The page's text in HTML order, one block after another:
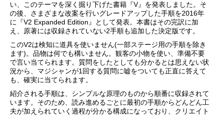
い、このテーマを深く掘り下げた書籍『V』を発表しました。そ
の後、さまざまな改案を行いグレードアップした手順を2016年
に『V2 Expanded Edition』として発表。本書はその完訳に加
え、原著には収録されていない2手順も追加した決定版です。
このV2は検知に道具を使いません(一部ステージ用の手順を除き
ます)。品物は何でも構いません。観客の小物を使い、準備不要
で言い当てられます。質問をしたとしても分かるとは思えない状
況から、マジシャンが1回する質問に嘘をついても正直に答えて
も、確実に当てられます。
紹介される手順は、シンプルな原理のものから順番に収録されて
います。そのため、読み進めるごとに最初の手順からどんどん工
夫が加えられていく過程が分かる構成になっており、クリエイト